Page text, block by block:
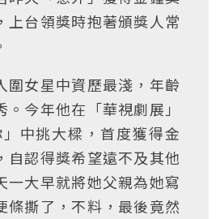
上台領獎時抱著頒獎人常
圍女星中資歷最淺，年齡
今年他在「華視劇展」
中挑大樑，首度獲得金
自認得獎希望遠不及其他
一大早就將她父親為她寫
條撕了，不料，最後竟然